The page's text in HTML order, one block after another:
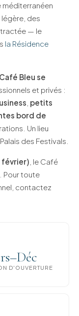
méditerranéen
des
— le
la Résidence
Café Bleu se
et privés :
petits
bord de
Un lieu
des Festivals.
février) , le Café
Pour toute
contactez
D'OUVERTURE